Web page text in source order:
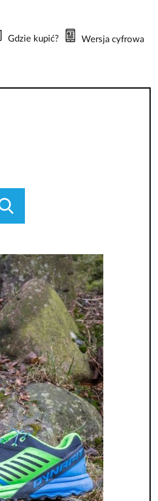
Gdzie kupić? Wersja cyfrowa